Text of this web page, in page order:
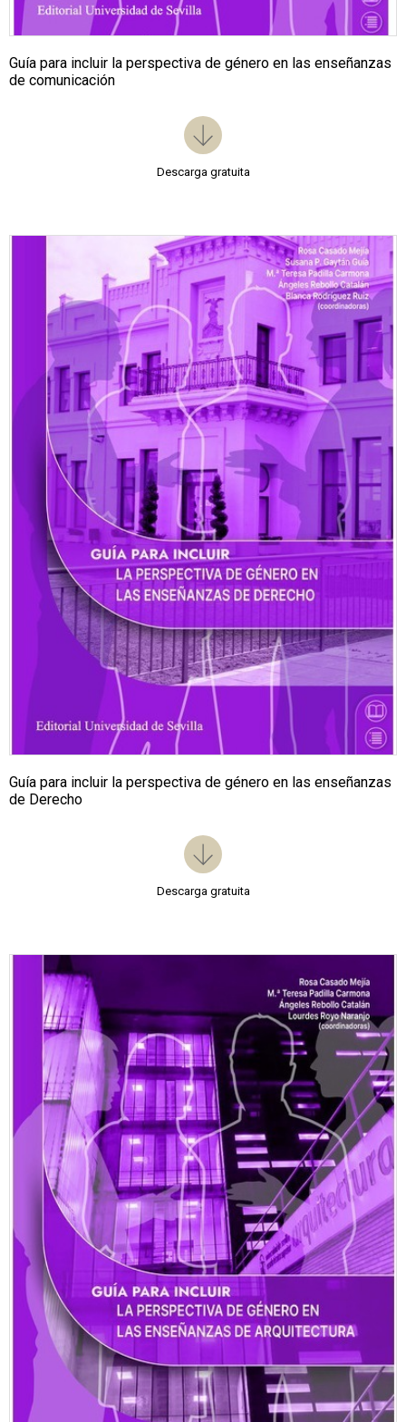
Guía para incluir la perspectiva de género en las enseñanzas
de comunicación
Descarga gratuita
Guía para incluir la perspectiva de género en las enseñanzas
de Derecho
Descarga gratuita